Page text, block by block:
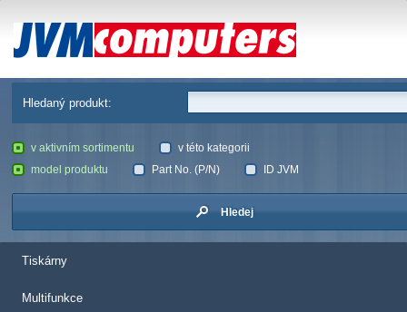
JVM Computers
Hledaný produkt:
v aktivním sortimentu
v této kategorii
model produktu
Part No. (P/N) ID JVM
Hledej
Tiskárny
Multifunkce